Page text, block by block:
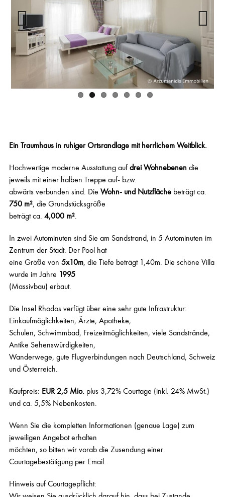
I
L
L
A
R
H
O
D
O
S
Previous
Ein Traumhaus in ruhiger Ortsrandlage mit herrlichem Weitblick.
Hochwertige moderne Ausstattung aufdrei Wohnebenendie
jeweils mit einer halben Treppe auf- bzw.
abwärts verbunden sind. Die Wohn- und Nutzfläche beträgt ca.
750 m², die Grundstücksgröße
beträgt ca. 4,000 m².
In zwei Autominuten sind Sie am Sandstrand, in 5 Autominuten im
Zentrum der Stadt. Der Pool hat
eine Größe von 5x10m, die Tiefe beträgt 1,40m. Die schöne Villa
wurde im Jahre 1995
(Massivbau) erbaut.
Die Insel Rhodosverfügt über eine sehr gute Infrastruktur:
Einkaufmöglichkeiten, Ärzte, Apotheke,
Schulen, Schwimmbad, Freizeitmöglichkeiten, viele Sandstrände,
Antike Sehenswürdigkeiten,
Wanderwege, gute Flugverbindungen nach Deutschland, Schweiz
und Österreich.
Kaufpreis: EUR 2,5 Mio.plus 3,72% Courtage (inkl. 24% MwSt.)
und ca. 5,5% Nebenkosten.
Wenn Sie die kompletten Informationen (genaue Lage) zum
jeweiligen Angebot erhalten
möchten, so bitten wir vorab die Zusendung einer
Courtagebestätigung per Email.
Hinweis auf Courtagepflicht: